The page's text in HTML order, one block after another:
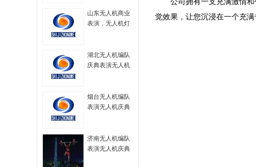
山东无人机商业
表演，无人机灯
飞行表演，
湖北无人机编队
庆典表演无人机
烟台无人机编队
表演无人机庆典
济南无人机编队
表演无人机庆典
觉效果，让您沉浸在一个充